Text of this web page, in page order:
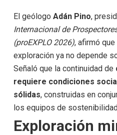
El geólogoAdán Pino,
Internacional de
(proEXPLO 2026), afirmó
exploración ya no depende
Señaló que la continuidad de
requiere condiciones
sólidas, construidas en
los equipos de
Exploración